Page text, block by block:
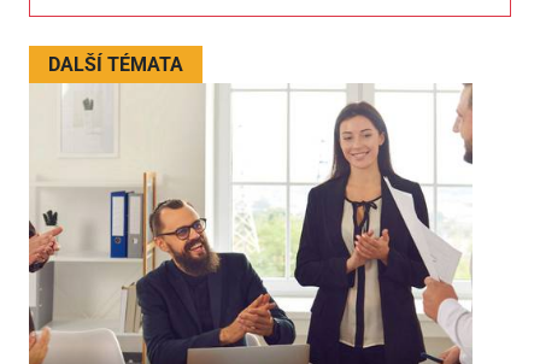
DALŠÍ TÉMATA